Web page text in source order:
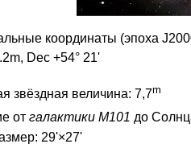
координаты (эпоха
Dec +54° 21'
звёздная величина: 7,7m
от галактики М101 до
29'×27'